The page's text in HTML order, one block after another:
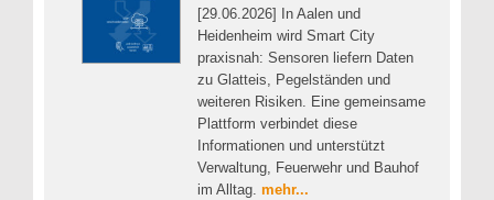
[29.06.2026] In Aalen und
Heidenheim wird Smart City
praxisnah: Sensoren liefern Daten
zu Glatteis, Pegelständen und
weiteren Risiken. Eine gemeinsame
Plattform verbindet diese
Informationen und unterstützt
Verwaltung, Feuerwehr und Bauhof
im Alltag. mehr...